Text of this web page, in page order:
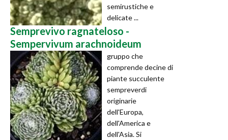
semirustiche e
delicate ...
Semprevivo ragnateloso -
Sempervivum arachnoideum
gruppo che
comprende decine di
piante succulente
sempreverdi
originarie
dell'Europa,
dell'America e
dell'Asia. Si